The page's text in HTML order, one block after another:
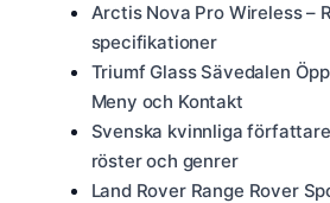
Arctis Nova Pro Wireless –
specifikationer
Triumf Glass Sävedalen
Meny och Kontakt
Svenska kvinnliga
röster och genrer
Land Rover Range Rover